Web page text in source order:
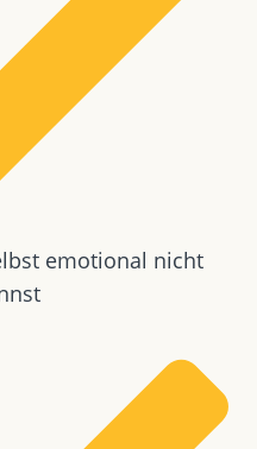
emotional nicht